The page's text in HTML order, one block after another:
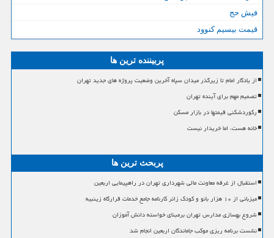
فیش حج
قیمت بیسیم کنوود
پربیننده ترین ها
از یادگار امام تا زیرگذر میدان سپاه آخرین وضعیت پروژه های جدید تهران
تصمیم مهم برای آینده تهران
رکوردشکنی قیمتها در بازار مسکن
خانه هست، اما خریدار نیست
پربحث ترین ها
استقبال از غرفه معاونت مالی شهرداری تهران در راهپیمایی اربعین
میزبانی از ۱۰ هزار بانو و کودک زائر کارنامه جامع خدمات قرارگاه زینبیه
شروع بهسازی مدارس تهران برمبنای خواسته دانش آموزان
نشست برنامه ریزی موکب جاماندگان اربعین انجام شد